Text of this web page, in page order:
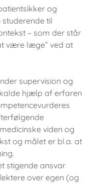
og
til
– som der står
være læge” ved at
supervision og
hjælp af erfaren
viden og
og målet er bl.a. at
stigende ansvar
over egen (og